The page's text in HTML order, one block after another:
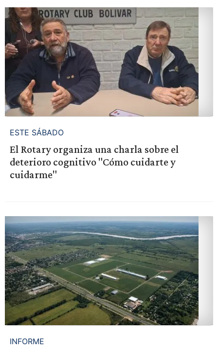
ESTE SÁBADO
El Rotary organiza una charla sobre el
deterioro cognitivo "Cómo cuidarte y
cuidarme"
INFORME